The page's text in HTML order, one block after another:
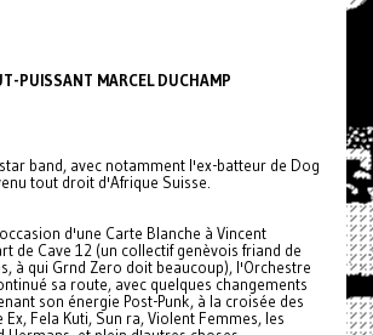
PUISSANT MARCEL DUCHAMP
band, avec notamment l'ex-batteur de Dog
tout droit d'Afrique Suisse.
d'une Carte Blanche à Vincent
de Cave 12 (un collectif genèvois friand de
à qui Grnd Zero doit beaucoup), l'Orchestre
sa route, avec quelques changements
son énergie Post-Punk, à la croisée des
Fela Kuti, Sun ra, Violent Femmes, les